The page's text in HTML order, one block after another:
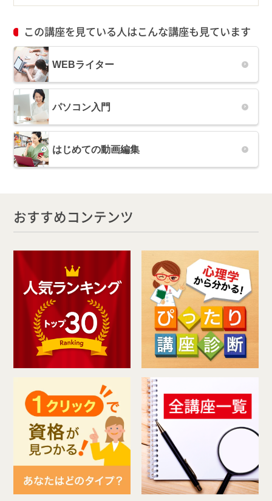
この講座を見ている人はこんな講座も見ています
WEBライター
パソコン入門
はじめての動画編集
おすすめコンテンツ